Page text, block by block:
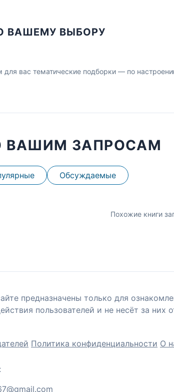
ВАШЕМУ ВЫБОРУ
вас тематические подборки — по
ВАШИМ ЗАПРОСАМ
Обсуждаемые
Похожие книги
предназначены только для
пользователей и не несёт за них
Политика конфиденциальности О